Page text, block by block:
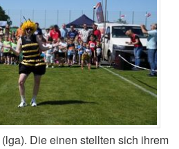
(lga). Die einen stellten sich ihrem